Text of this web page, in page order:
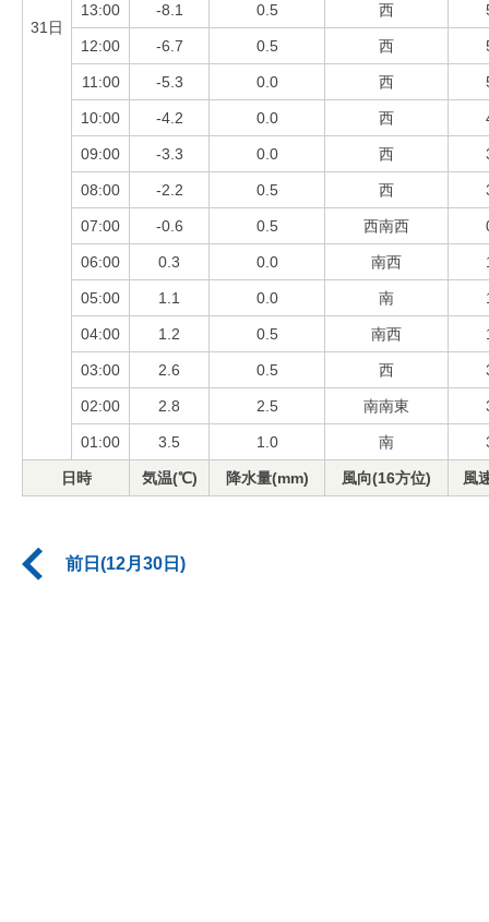
31日
13:00 -8.1 0.5 西
12:00 -6.7 0.5 西
11:00 -5.3 0.0 西
10:00 -4.2 0.0 西
09:00 -3.3 0.0 西
08:00 -2.2 0.5 西
07:00 -0.6 0.5 西南西
06:00 0.3 0.0 南西
05:00 1.1 0.0 南
04:00 1.2 0.5 南西
03:00 2.6 0.5 西
02:00 2.8 2.5 南南東
01:00 3.5 1.0 南
日時 気温(℃) 降水量(mm) 風向(16方位) 風
前日(12月30日)